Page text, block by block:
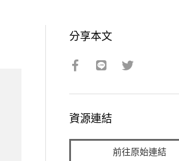
分享本文
資源連結
前往原始連結